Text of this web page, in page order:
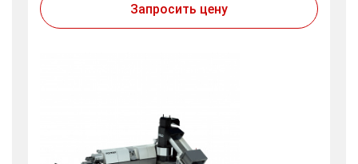
Запросить цену